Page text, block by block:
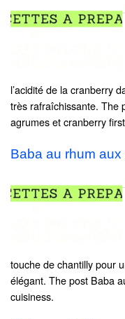
l’acidité de la cranberry
très rafraîchissante. The
agrumes et cranberry
Baba au rhum aux
touche de chantilly pour
élégant. The post Baba
cuisiness.